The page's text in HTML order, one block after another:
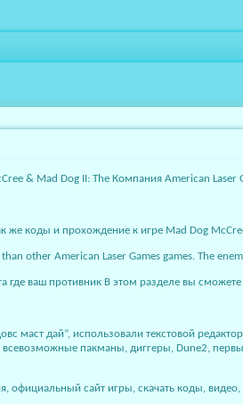
& Mad Dog II: The Компания American
же коды и прохождение к игре Mad Dog
other American Laser Games games. The
где ваш противник В этом разделе вы
маст дай”, использовали текстовой
пакманы, диггеры, Dune2,
официальный сайт игры, скачать коды,